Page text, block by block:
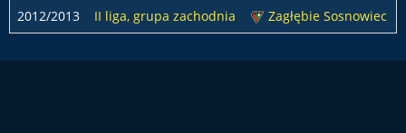
2012/2013
II liga, grupa zachodnia Zagłębie Sosnowiec